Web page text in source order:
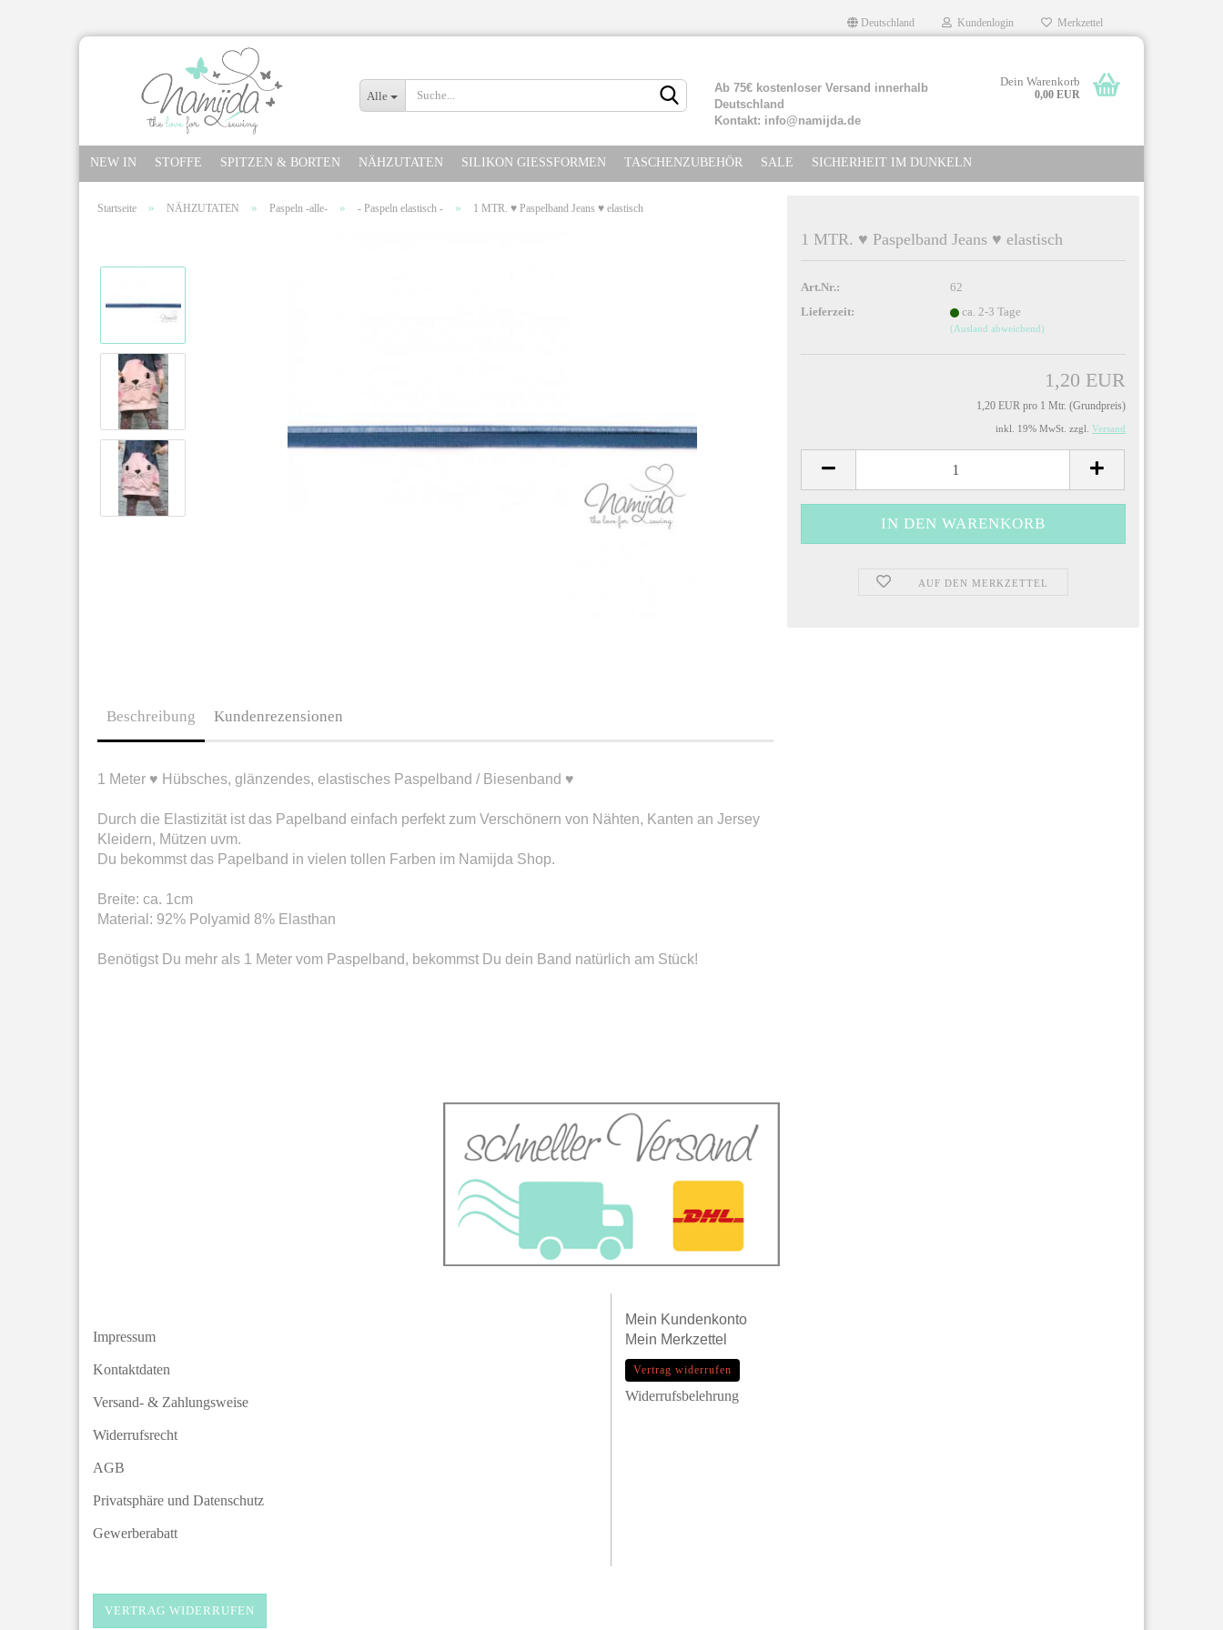
Deutschland Kundenlogin Merkzettel
Alle
Ab 75€ kostenloser Versand innerhalb
Deutschland
Kontakt: info@namijda.de
Dein Warenkorb
0,00 EUR
NEW IN STOFFE SPITZEN & BORTEN NÄHZUTATEN SILIKON GIESSFORMEN TASCHENZUBEHÖR SALE SICHERHEIT IM DUNKELN
Startseite » NÄHZUTATEN » Paspeln -alle- » - Paspeln elastisch - » 1 MTR. ♥ Paspelband Jeans ♥ elastisch
1 MTR. ♥ Paspelband Jeans ♥ elastisch
Art.Nr.:
62
Lieferzeit:
ca. 2-3 Tage
(Ausland abweichend)
1,20 EUR
1,20 EUR pro 1 Mtr. (Grundpreis)
inkl. 19% MwSt. zzgl. Versand
AUF DEN MERKZETTEL
Beschreibung Kundenrezensionen
1 Meter ♥ Hübsches, glänzendes, elastisches Paspelband / Biesenband ♥
Durch die Elastizität ist das Papelband einfach perfekt zum Verschönern von Nähten, Kanten an Jersey
Kleidern, Mützen uvm.
Du bekommst das Papelband in vielen tollen Farben im Namijda Shop.
Breite: ca. 1cm
Material: 92% Polyamid 8% Elasthan
Benötigst Du mehr als 1 Meter vom Paspelband, bekommst Du dein Band natürlich am Stück!
Impressum
Kontaktdaten
Versand- & Zahlungsweise
Widerrufsrecht
AGB
Privatsphäre und Datenschutz
Gewerberabatt
Mein Kundenkonto
Mein Merkzettel
Vertrag widerrufen
Widerrufsbelehrung
VERTRAG WIDERRUFEN